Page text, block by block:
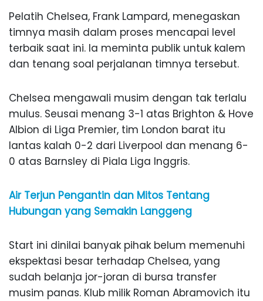
Pelatih Chelsea, Frank Lampard, menegaskan
timnya masih dalam proses mencapai level
terbaik saat ini. Ia meminta publik untuk kalem
dan tenang soal perjalanan timnya tersebut.
Chelsea mengawali musim dengan tak terlalu
mulus. Seusai menang 3-1 atas Brighton & Hove
Albion di Liga Premier, tim London barat itu
lantas kalah 0-2 dari Liverpool dan menang 6-
0 atas Barnsley di Piala Liga Inggris.
Air Terjun Pengantin dan Mitos Tentang
Hubungan yang Semakin Langgeng
Start ini dinilai banyak pihak belum memenuhi
ekspektasi besar terhadap Chelsea, yang
sudah belanja jor-joran di bursa transfer
musim panas. Klub milik Roman Abramovich itu